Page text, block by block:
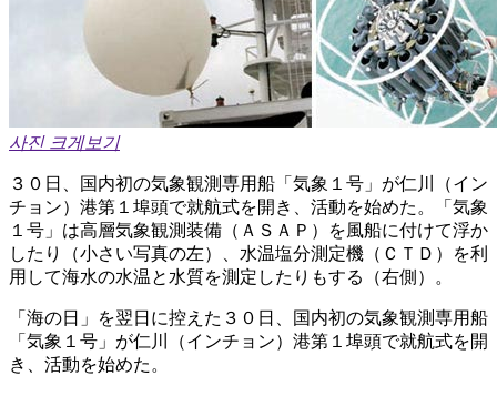
사진 크게보기
３０日、国内初の気象観測専用船「気象１号」が仁川（イン
チョン）港第１埠頭で就航式を開き、活動を始めた。「気象
１号」は高層気象観測装備（ＡＳＡＰ）を風船に付けて浮か
したり（小さい写真の左）、水温塩分測定機（ＣＴＤ）を利
用して海水の水温と水質を測定したりもする（右側）。
「海の日」を翌日に控えた３０日、国内初の気象観測専用船
「気象１号」が仁川（インチョン）港第１埠頭で就航式を開
き、活動を始めた。